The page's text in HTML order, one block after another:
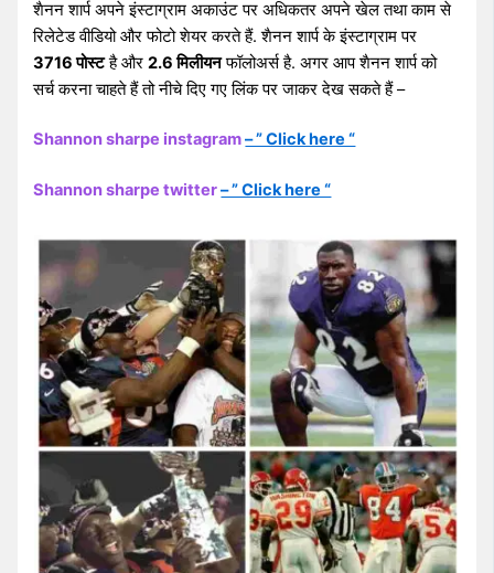
शैनन शार्प अपने इंस्टाग्राम अकाउंट पर अधिकतर अपने खेल तथा काम से
रिलेटेड वीडियो और फोटो शेयर करते हैं. शैनन शार्प के इंस्टाग्राम पर
3716 पोस्टहै और2.6 मिलीयनफॉलोअर्स है. अगर आप शैनन शार्प को
सर्च करना चाहते हैं तो नीचे दिए गए लिंक पर जाकर देख सकते हैं –
Shannon sharpe instagram– ” Click here “
Shannon sharpe twitter– ” Click here “